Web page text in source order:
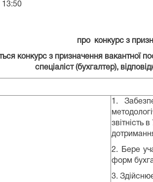
13:50
про конкурс з
конкурс з призначення вакантної
спеціаліст (бухгалтер),
1.
звітність
2. Бере
форм
3.